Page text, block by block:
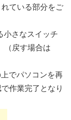
ている部分をご
小さなスイッチ
（戻す場合は
でパソコンを再
作業完了となり